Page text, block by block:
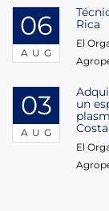
06
AUG
Rica
El
03
AUG
un
El